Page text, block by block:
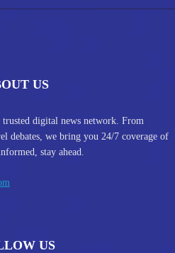
US
digital news network. From
debates, we bring you 24/7 coverage of
stay ahead.
US